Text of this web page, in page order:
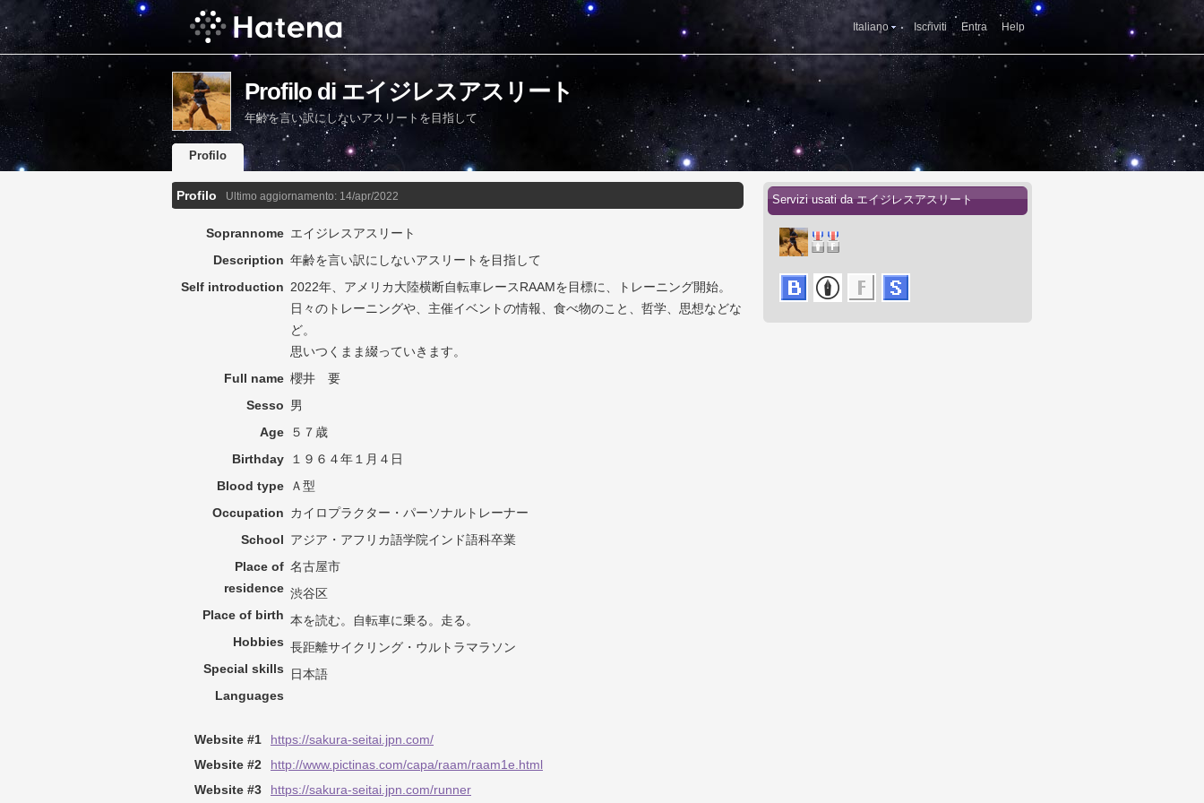
Italiano Iscriviti Entra Help
Profilo di エイジレスアスリート
年齢を言い訳にしないアスリートを目指して
Profilo
Profilo Ultimo aggiornamento: 14/apr/2022
Soprannome エイジレスアスリート
Description 年齢を言い訳にしないアスリートを目指して
Self introduction 2022年、アメリカ大陸横断自転車レースRAAMを目標に、トレーニング開始。
日々のトレーニングや、主催イベントの情報、食べ物のこと、哲学、思想などな
ど。
思いつくまま綴っていきます。
Full name 櫻井 要
Sesso 男
Age
５７歳
Birthday
１９６４年１月４日
Blood type
Ａ型
Occupation カイロプラクター・パーソナルトレーナー
School アジア・アフリカ語学院インド語科卒業
Place of
residence
名古屋市
Place of birth
渋谷区
Hobbies
本を読む。自転車に乗る。走る。
Special skills
長距離サイクリング・ウルトラマラソン
Languages
日本語
Website #1
https://sakura-seitai.jpn.com/
Website #2
http://www.pictinas.com/capa/raam/raam1e.html
Website #3
https://sakura-seitai.jpn.com/runner
Servizi usati da エイジレスアスリート